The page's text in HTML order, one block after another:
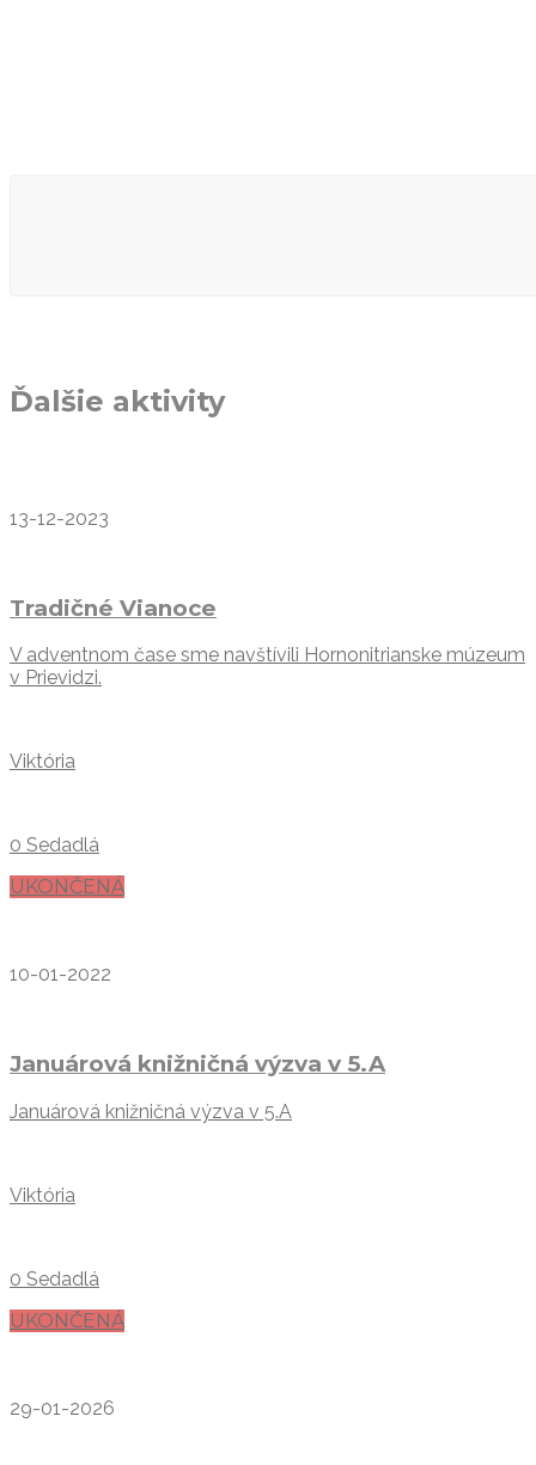
Ďalšie aktivity
13-12-2023
Tradičné Vianoce
V adventnom čase sme navštívili Hornonitrianske múzeum
v Prievidzi.
Viktória
0 Sedadlá
UKONČENÁ
10-01-2022
Januárová knižničná výzva v 5.A
Januárová knižničná výzva v 5.A
Viktória
0 Sedadlá
UKONČENÁ
29-01-2026